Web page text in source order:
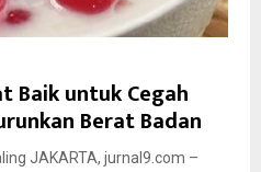
Baik untuk Cegah
Berat Badan
JAKARTA, jurnal9.com –